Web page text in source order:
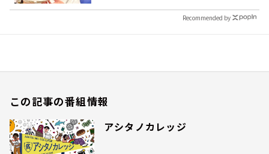
Recommended by
この記事の番組情報
アシタノカレッジ